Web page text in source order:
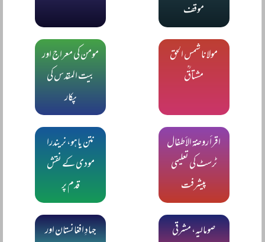
موقف
مولانا شمس الحق
مشتاقؒ
مومن کی معراج اور
بیت المقدس کی
پکار
اقرأ روضۃ الأطفال
ٹرسٹ کی تعلیمی
پیشرفت
نتن یاہو، نریندرا
مودی کے نقش
قدم پر
صومالیہ، مشرقی
جہادِ افغانستان اور